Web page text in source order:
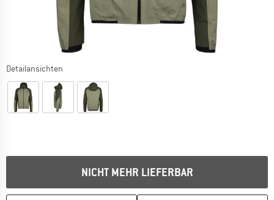
Detailansichten
NICHT MEHR LIEFERBAR